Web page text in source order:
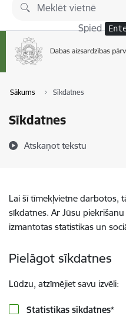
Pāriet uz lapas saturu
Spied
Sākums Sīkdatnes
Sīkdatnes
Atskaņot tekstu
Lai šī tīmekļvietne darbotos,
sīkdatnes. Ar Jūsu
izmantotas statistikas un
Pielāgot sīkdatnes
Lūdzu, atzīmējiet savu izvēli:
Statistikas sīkdatnes*